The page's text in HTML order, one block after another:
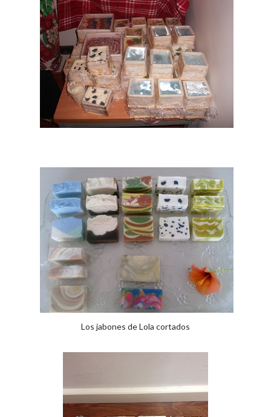
Los jabones de Lola cortados